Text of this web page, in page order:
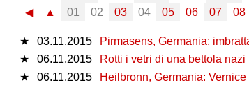
◀
▲ 01 02 03 04 05 06 07 08
★ 03.11.2015
Pirmasens, Germania:
★
06.11.2015
Rotti i vetri di una bettola nazi
★
06.11.2015
Heilbronn, Germania: